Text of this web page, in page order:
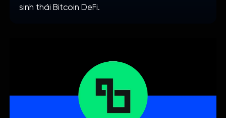
sinh thái Bitcoin DeFi.